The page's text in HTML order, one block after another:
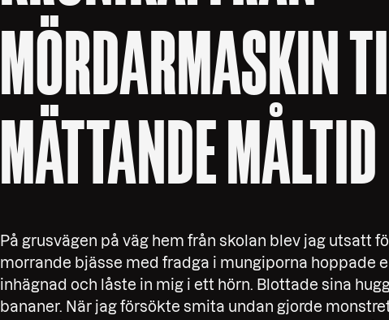
MÖRDARMASKIN
MÄTTANDE MÅLTID
På grusvägen på väg hem från skolan blev jag utsatt
morrande bjässe med fradga i mungiporna hoppade
inhägnad och låste in mig i ett hörn. Blottade sina
bananer. När jag försökte smita undan gjorde